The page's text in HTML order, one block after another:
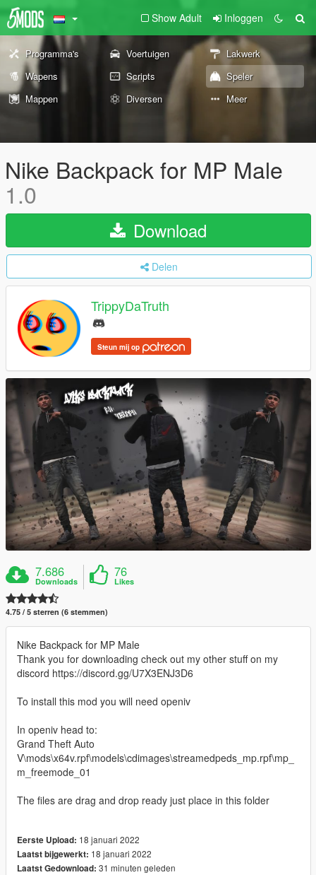
Show Adult Inloggen
Programma's Voertuigen
Lakwerk
Wapens
Scripts
Speler
Mappen
Diversen Meer
Nike Backpack for MP Male
1.0
Download
Delen
TrippyDaTruth
Steun mij op
7.686
Downloads
76
Likes
4.75 / 5 sterren (6 stemmen)
Nike Backpack for MP Male
Thank you for downloading check out my other stuff on my
discord https://discord.gg/U7X3ENJ3D6
To install this mod you will need openiv
In openiv head to:
Grand Theft Auto
V\mods\x64v.rpf\models\cdimages\streamedpeds_mp.rpf\mp_
m_freemode_01
The files are drag and drop ready just place in this folder
Eerste Upload: 18 januari 2022
Laatst bijgewerkt: 18 januari 2022
Laatst Gedownload: 31 minuten geleden